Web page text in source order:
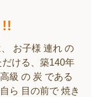
お子様 連れ の
ける、築140年
級 の 炭 である
ら 目の前で 焼き